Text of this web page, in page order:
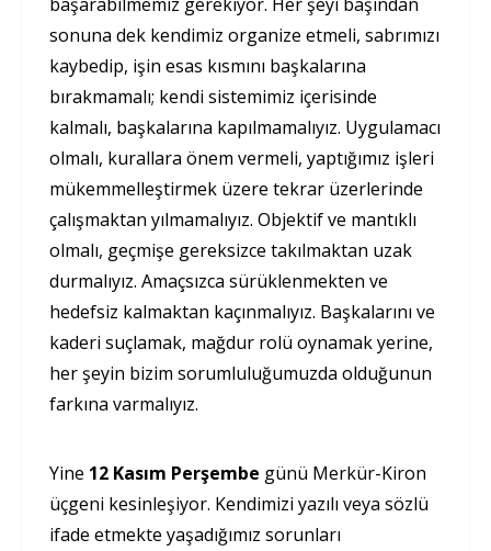
sonuna dek kendimiz organize etmeli, sabrımızı
kaybedip, işin esas kısmını başkalarına
bırakmamalı; kendi sistemimiz içerisinde
kalmalı, başkalarına kapılmamalıyız. Uygulamacı
olmalı, kurallara önem vermeli, yaptığımız işleri
mükemmelleştirmek üzere tekrar üzerlerinde
çalışmaktan yılmamalıyız. Objektif ve mantıklı
olmalı, geçmişe gereksizce takılmaktan uzak
durmalıyız. Amaçsızca sürüklenmekten ve
hedefsiz kalmaktan kaçınmalıyız. Başkalarını ve
kaderi suçlamak, mağdur rolü oynamak yerine,
her şeyin bizim sorumluluğumuzda olduğunun
farkına varmalıyız.
Yine 12 Kasım Perşembe günü Merkür-Kiron
üçgeni kesinleşiyor. Kendimizi yazılı veya sözlü
ifade etmekte yaşadığımız sorunları